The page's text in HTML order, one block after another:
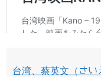
台湾、蔡英文（さ